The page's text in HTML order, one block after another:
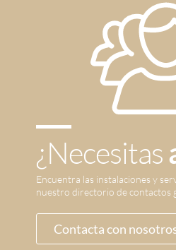
¿Necesitas
Encuentra las instalaciones y
nuestro directorio de contactos
Contacta con